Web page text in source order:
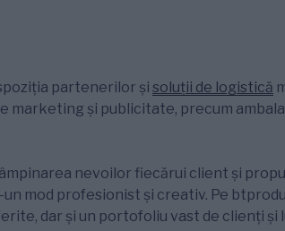
partenerilor și soluții de logistică
marketing și publicitate, precum
nevoilor fiecărui client și
mod profesionist și creativ. Pe
dar și un portofoliu vast de clienți și